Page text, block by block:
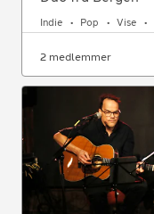
Indie Pop Vise
2 medlemmer